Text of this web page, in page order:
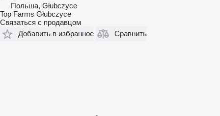
Польша, Głubczyce
Top Farms Głubczyce
Связаться с продавцом
Добавить в избранное
Сравнить